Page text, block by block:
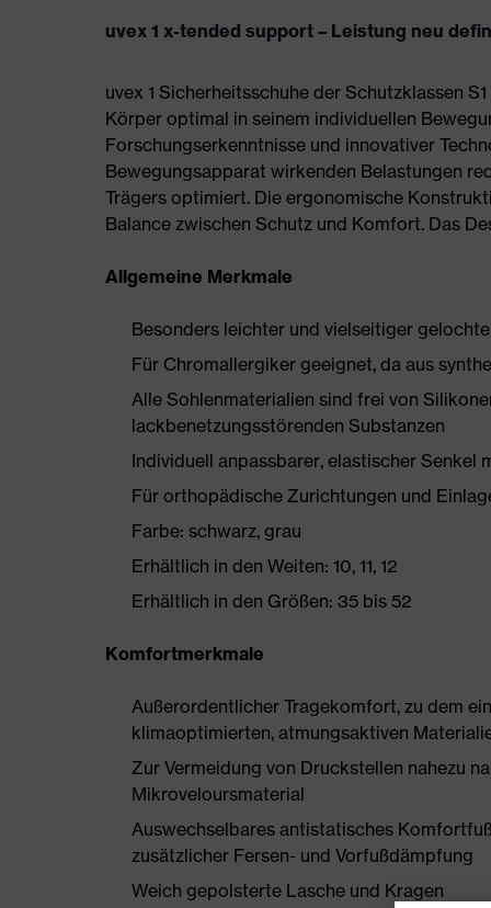
uvex 1 x-tended support – Leistung neu
uvex 1 Sicherheitsschuhe der Schutzklassen
Körper optimal in seinem individuellen
Forschungserkenntnisse und innovativer
Bewegungsapparat wirkenden Belastungen
Trägers optimiert. Die ergonomische
Balance zwischen Schutz und Komfort. Das
Allgemeine Merkmale
Besonders leichter und vielseitiger
Für Chromallergiker geeignet, da aus
Alle Sohlenmaterialien sind frei von
lackbenetzungsstörenden Substanzen
Individuell anpassbarer, elastischer Senkel
Für orthopädische Zurichtungen und
Farbe: schwarz, grau
Erhältlich in den Weiten: 10, 11, 12
Erhältlich in den Größen: 35 bis 52
Komfortmerkmale
Außerordentlicher Tragekomfort, zu dem
klimaoptimierten, atmungsaktiven
Zur Vermeidung von Druckstellen nahezu
Mikroveloursmaterial
Auswechselbares antistatisches
zusätzlicher Fersen- und Vorfußdämpfung
Weich gepolsterte Lasche und Kragen